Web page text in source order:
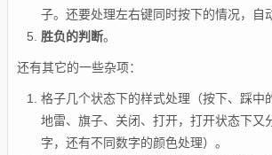
子。还要处理左右键同时按下的情况，自
胜负的判断。
还有其它的一些杂项：
格子几个状态下的样式处理（按下、踩中
地雷、旗子、 关闭、打开，打开状态下又
字，还有不同数字的颜色处理）。